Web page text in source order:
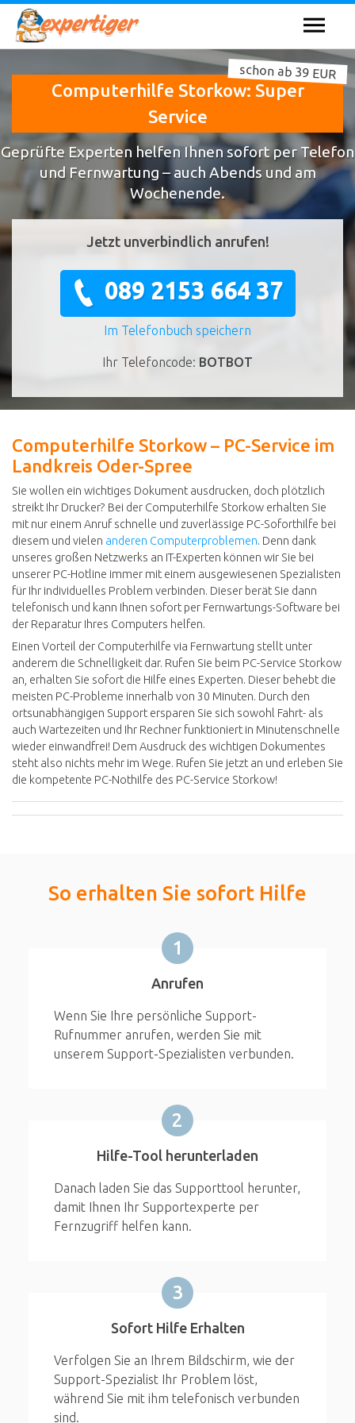
Computerhilfe Storkow: Super
Service
schon ab 39 EUR
Geprüfte Experten helfen Ihnen sofort per Telefon
und Fernwartung – auch Abends und am
Wochenende.
Jetzt unverbindlich anrufen!
089 2153 664 37
Im Telefonbuch speichern
Ihr Telefoncode: BOTBOT
Computerhilfe Storkow – PC-Service im
Landkreis Oder-Spree
Sie wollen ein wichtiges Dokument ausdrucken, doch plötzlich
streikt Ihr Drucker? Bei der Computerhilfe Storkow erhalten Sie
mit nur einem Anruf schnelle und zuverlässige PC-Soforthilfe bei
diesem und vielen anderen Computerproblemen. Denn dank
unseres großen Netzwerks an IT-Experten können wir Sie bei
unserer PC-Hotline immer mit einem ausgewiesenen Spezialisten
für Ihr individuelles Problem verbinden. Dieser berät Sie dann
telefonisch und kann Ihnen sofort per Fernwartungs-Software bei
der Reparatur Ihres Computers helfen.
Einen Vorteil der Computerhilfe via Fernwartung stellt unter
anderem die Schnelligkeit dar. Rufen Sie beim PC-Service Storkow
an, erhalten Sie sofort die Hilfe eines Experten. Dieser behebt die
meisten PC-Probleme innerhalb von 30 Minuten. Durch den
ortsunabhängigen Support ersparen Sie sich sowohl Fahrt- als
auch Wartezeiten und Ihr Rechner funktioniert in Minutenschnelle
wieder einwandfrei! Dem Ausdruck des wichtigen Dokumentes
steht also nichts mehr im Wege. Rufen Sie jetzt an und erleben Sie
die kompetente PC-Nothilfe des PC-Service Storkow!
So erhalten Sie sofort Hilfe
1
Anrufen
Wenn Sie Ihre persönliche Support-
Rufnummer anrufen, werden Sie mit
unserem Support-Spezialisten verbunden.
2
Hilfe-Tool herunterladen
Danach laden Sie das Supporttool herunter,
damit Ihnen Ihr Supportexperte per
Fernzugriff helfen kann.
3
Sofort Hilfe Erhalten
Verfolgen Sie an Ihrem Bildschirm, wie der
Support-Spezialist Ihr Problem löst,
während Sie mit ihm telefonisch verbunden
sind.